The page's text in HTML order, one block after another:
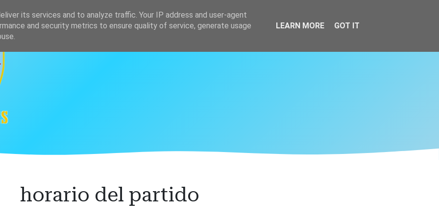
Clasificación
horario del partido
its services and to analyze traffic. Your IP address and user-agent
and security metrics to ensure quality of service, generate usage
LEARN MORE GOT IT